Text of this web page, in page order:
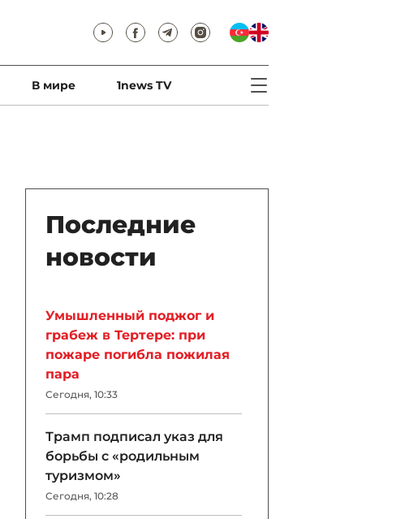
В мире 1news TV
Последние
новости
Умышленный поджог и
грабеж в Тертере: при
пожаре погибла пожилая
пара
Сегодня, 10:33
Трамп подписал указ для
борьбы с «родильным
туризмом»
Сегодня, 10:28